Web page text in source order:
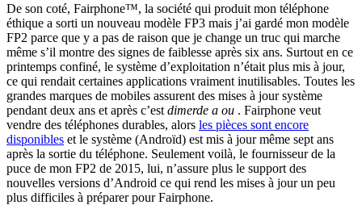
De son coté, Fairphone™, la société qui produit mon téléphone
éthique a sorti un nouveau modèle FP3 mais j’ai gardé mon modèle
FP2 parce que y a pas de raison que je change un truc qui marche
même s’il montre des signes de faiblesse après six ans. Surtout en ce
printemps confiné, le système d’exploitation n’était plus mis à jour,
ce qui rendait certaines applications vraiment inutilisables. Toutes les
grandes marques de mobiles assurent des mises à jour système
pendant deux ans et après c’est dimerde a ou . Fairphone veut
vendre des téléphones durables, alors les pièces sont encore
disponibles et le système (Androïd) est mis à jour même sept ans
après la sortie du téléphone. Seulement voilà, le fournisseur de la
puce de mon FP2 de 2015, lui, n’assure plus le support des
nouvelles versions d’Android ce qui rend les mises à jour un peu
plus difficiles à préparer pour Fairphone.